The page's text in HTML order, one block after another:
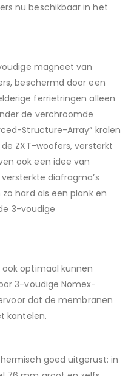
nu beschikbaar in het
magneet van
beschermd door een
ferrietringen alleen
de verchroomde
Structure-Array” kralen
ZXT-woofers, versterkt
ook een idee van
diafragma’s
hard als een plank en
3-voudige
ook optimaal kunnen
3-voudige Nomex-
dat de membranen
kantelen.
goed uitgerust: in